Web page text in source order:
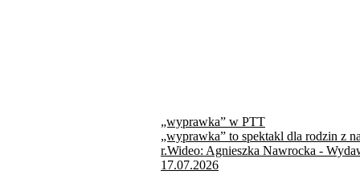
„wyprawka” w PTT
„wyprawka” to spektakl dla rodzin z
r.Wideo: Agnieszka Nawrocka -
17.07.2026